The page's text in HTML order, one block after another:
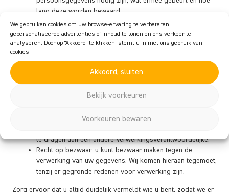
We gebruiken cookies om uw browse-ervaring te verbeteren,
gepersonaliseerde advertenties of inhoud te tonen en ons verkeer te
analyseren. Door op "Akkoord" te klikken, stemt u in met ons gebruik van
cookies.
Akkoord, sluiten
Bekijk voorkeuren
Voorkeuren bewaren
lang deze worden bewaard.
Recht op inzage: u kunt een verzoek indienen om inzage in
de gegevens die we van u verwerken
Recht op rectificatie en aanvulling: u hebt het recht om uw
Als u ons toestemming geeft om uw gegevens te
verwerken, heeft u het recht om die toestemming in te
trekken en uw persoonlijke gegevens te laten verwijderen.
persoonlijke gegevens op te vragen bij de
te dragen aan een andere Verwerkingsverantwoordelijke.
Recht op bezwaar: u kunt bezwaar maken tegen de
verwerking van uw gegevens. Wij komen hieraan tegemoet,
tenzij er gegronde redenen voor verwerking zijn.
Zorg ervoor dat u altijd duidelijk vermeldt wie u bent, zodat we er